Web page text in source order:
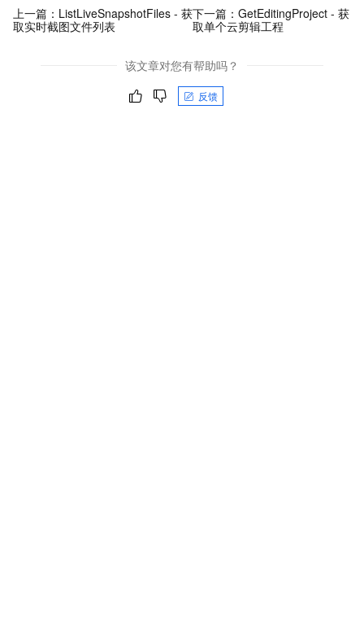
上一篇： ListLiveSnapshotFiles - 获
取实时截图文件列表
下一篇：GetEditingProject - 获
取单个云剪辑工程
该文章对您有帮助吗？
反馈